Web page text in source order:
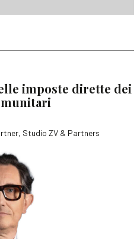
imposte dirette dei
Studio ZV & Partners